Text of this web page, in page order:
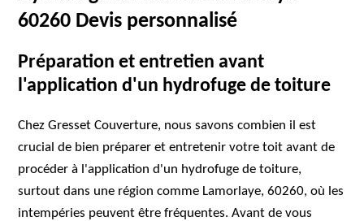
60260 Devis personnalisé
Préparation et entretien avant
l'application d'un hydrofuge de toiture
Chez Gresset Couverture, nous savons combien il est
crucial de bien préparer et entretenir votre toit avant de
procéder à l'application d'un hydrofuge de toiture,
surtout dans une région comme Lamorlaye, 60260, où les
intempéries peuvent être fréquentes. Avant de vous